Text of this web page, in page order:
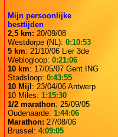
Mijn persoonlijke
besttijden
2,5 km: 20/09/08
Westdorpe (NL): 0:10:53
5 km: 21/10/06 Lier 3de
Weblogloop: 0:21:06
10 km: 17/05/07 Gent ING
Stadsloop: 0:43:55
10 Mijl: 23/04/06 Antwerp
10 Miles: 1:15:30
1/2 marathon: 25/09/05
Oudenaarde: 1:44:06
Marathon: 27/08/06
Brussel: 4:09:05